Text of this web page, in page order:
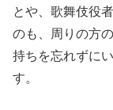
とや、歌舞伎役
のも、周りの方
持ちを忘れずに
す。